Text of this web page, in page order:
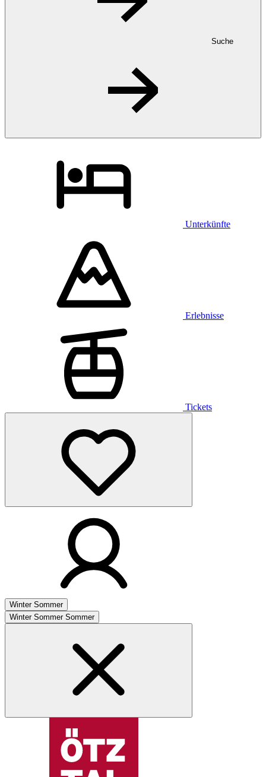
Suche
Unterkünfte
Erlebnisse
Tickets
Winter Sommer
Winter Sommer Sommer